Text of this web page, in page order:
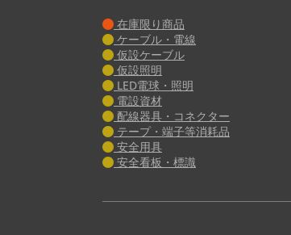
在庫限り商品
ケーブル・電線
仮設ケーブル
仮設照明
LED電球・照明
電設資材
配線器具・コネクター
テープ・端子等消耗品
安全用具
安全看板・標識